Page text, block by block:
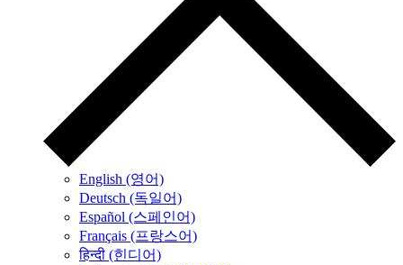
English (영어)
Deutsch (독일어)
Español (스페인어)
Français (프랑스어)
हिन्दी (힌디어)